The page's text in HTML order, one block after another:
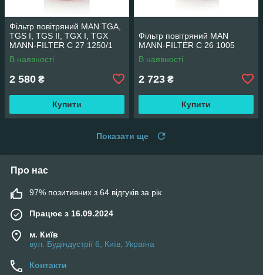
Фільтр повітряний MAN TGA,
TGS I, TGS II, TGX I, TGX
MANN-FILTER C 27 1250/1
В наявності
2 580 ₴
Купити
Фільтр повітряний MAN
MANN-FILTER C 26 1005
В наявності
2 723 ₴
Купити
Показати ще
Про нас
97% позитивних з 64 відгуків за рік
Працює з 16.09.2024
м. Київ
вул. Будіндустрії 6, Київ, Україна
Контакти